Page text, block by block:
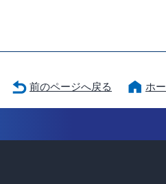
前のページへ戻る ホ